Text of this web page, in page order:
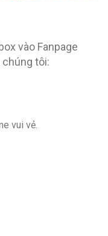
vào Fanpage
tôi:
vui vẻ.